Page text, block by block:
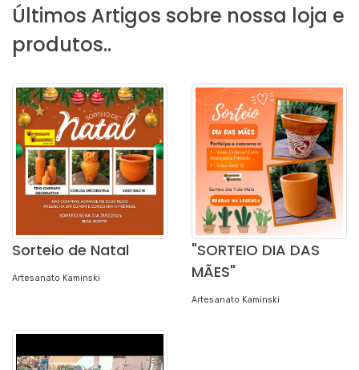
Últimos Artigos sobre nossa loja e
produtos..
Sorteio de Natal
Artesanato Kaminski
"SORTEIO DIA DAS
MÃES"
Artesanato Kaminski